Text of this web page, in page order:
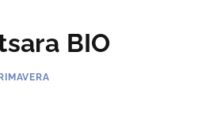
BIO